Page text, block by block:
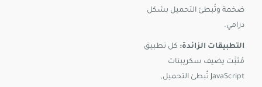
ضخمة وتُبطئ التحميل بشكل
درامي.
التطبيقات الزائدة: كل تطبيق
مُثبَّت يضيف سكريبتات
JavaScript تُبطئ التحميل,